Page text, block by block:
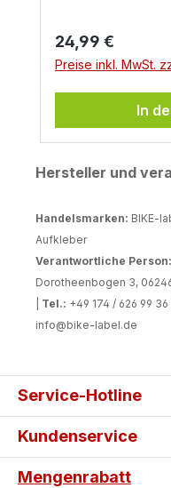
Regulärer Preis:
24,99 €
Preise inkl. MwSt.
In
Hersteller und
Handelsmarken: BIKE-
Aufkleber
Verantwortliche Person:
Dorotheenbogen 3,
Tel.: +49 174 / 626 99 36 |
info@bike-label.de
Service-Hotline
Kundenservice
Mengenrabatt